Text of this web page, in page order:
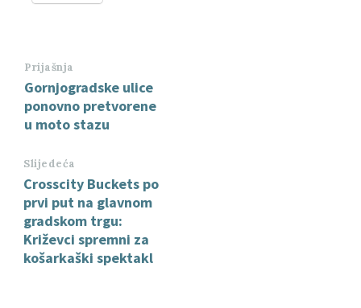
Prijašnja
Gornjogradske ulice
ponovno pretvorene
u moto stazu
Slijedeća
Crosscity Buckets po
prvi put na glavnom
gradskom trgu:
Križevci spremni za
košarkaški spektakl